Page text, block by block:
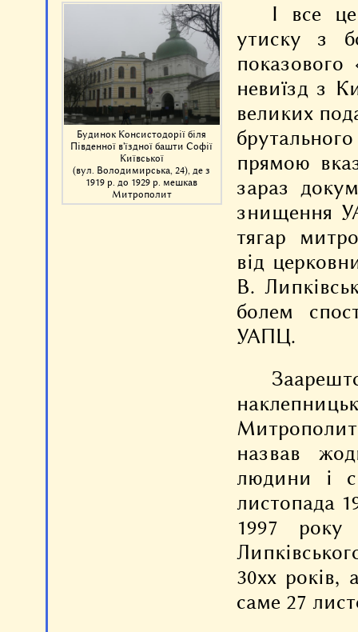
Будинок Консистодорії біля
Південної в'їздної башти Софії
Київської
(вул. Володимирська, 24), де з
1919 р. до 1929 р. мешкав
Митрополит
І все
утиску з
невиїзд з
великих
прямою
зараз
знищення
тягар
від
В.
болем
УАПЦ.
назвав
людини і
листопада
1997
30хх років,
саме 27